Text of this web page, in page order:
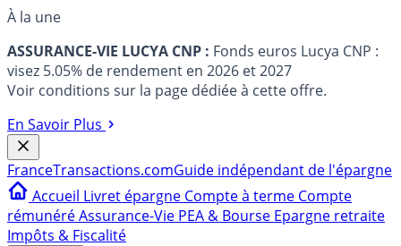
À la une
ASSURANCE-VIE LUCYA CNP : Fonds euros Lucya CNP :
visez 5.05% de rendement en 2026 et 2027
Voir conditions sur la page dédiée à cette offre.
En Savoir Plus
FranceTransactions.comGuide indépendant de l'épargne
Accueil Livret épargne Compte à terme Compte
rémunéréAssurance-Vie PEA & Bourse Epargne retraite
Impôts & Fiscalité